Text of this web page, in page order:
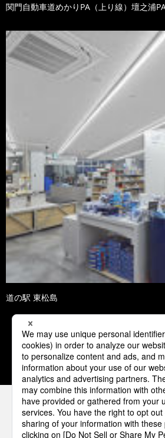
関門自動車道めかりPA（上り線）壇之浦PA
道の駅 東松島
1 2 3 4
パナソニックの電気設備